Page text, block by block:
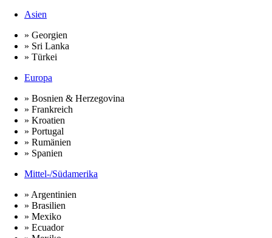
Asien
» Georgien
» Sri Lanka
» Türkei
Europa
» Bosnien & Herzegovina
» Frankreich
» Kroatien
» Portugal
» Rumänien
» Spanien
Mittel-/Südamerika
» Argentinien
» Brasilien
» Mexiko
» Ecuador